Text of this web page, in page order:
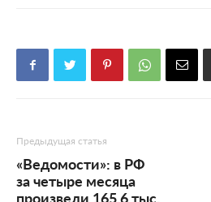
Предыдущая статья
«Ведомости»: в РФ
за четыре месяца
произвели 165,6 тыс.